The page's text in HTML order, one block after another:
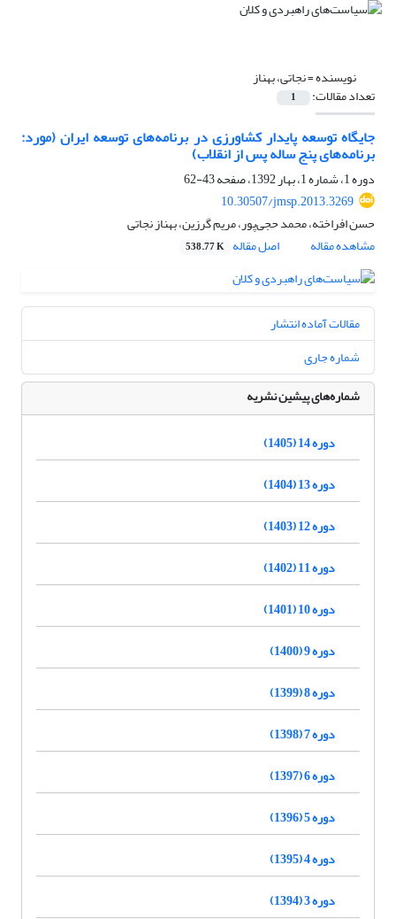
نویسنده =نجاتی، بهناز
تعداد مقالات: 1
جایگاه توسعه پایدار کشاورزی در برنامه‌های توسعه ایران (مورد:
برنامه‌های پنج ساله پس از انقلاب)
دوره 1، شماره 1، بهار 1392، صفحه
43-62
10.30507/jmsp.2013.3269
حسن افراخته، محمد حجی‌پور، مریم گرزین، بهناز نجاتی
مشاهده مقاله
اصل مقاله 538.77 K
مقالات آماده انتشار
شماره جاری
شماره‌های پیشین نشریه
دوره 14 (1405)
دوره 13 (1404)
دوره 12 (1403)
دوره 11 (1402)
دوره 10 (1401)
دوره 9 (1400)
دوره 8 (1399)
دوره 7 (1398)
دوره 6 (1397)
دوره 5 (1396)
دوره 4 (1395)
دوره 3 (1394)